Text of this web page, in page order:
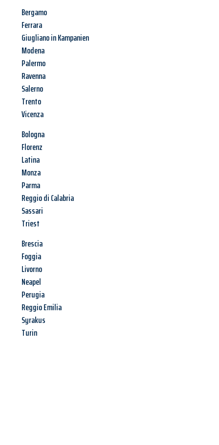
Bergamo
Ferrara
Giugliano in Kampanien
Modena
Palermo
Ravenna
Salerno
Trento
Vicenza
Bologna
Florenz
Latina
Monza
Parma
Reggio di Calabria
Sassari
Triest
Brescia
Foggia
Livorno
Neapel
Perugia
Reggio Emilia
Syrakus
Turin